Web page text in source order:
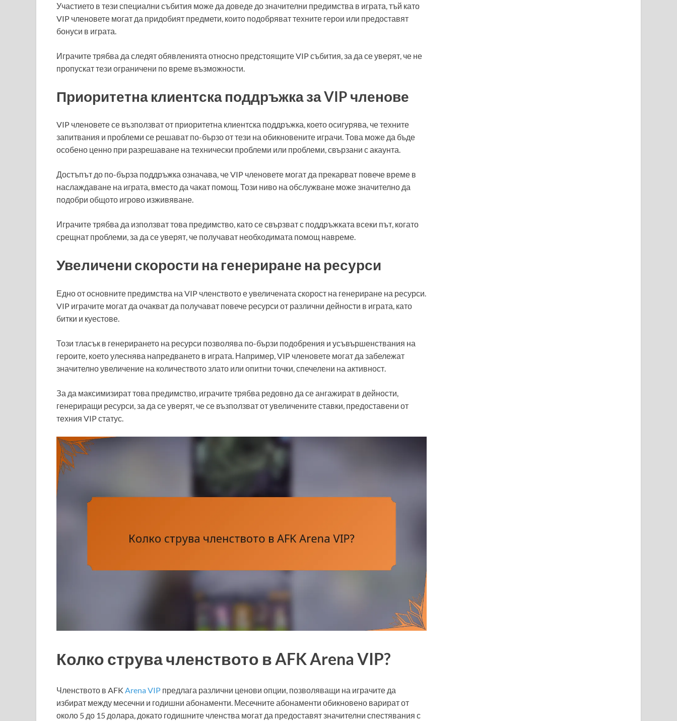
Участието в тези специални събития може да доведе до значителни предимства в играта, тъй като
VIP членовете могат да придобият предмети, които подобряват техните герои или предоставят
бонуси в играта.
Играчите трябва да следят обявленията относно предстоящите VIP събития, за да се уверят, че не
пропускат тези ограничени по време възможности.
Приоритетна клиентска поддръжка за VIP членове
VIP членовете се възползват от приоритетна клиентска поддръжка, което осигурява, че техните
запитвания и проблеми се решават по-бързо от тези на обикновените играчи. Това може да бъде
особено ценно при разрешаване на технически проблеми или проблеми, свързани с акаунта.
Достъпът до по-бърза поддръжка означава, че VIP членовете могат да прекарват повече време в
наслаждаване на играта, вместо да чакат помощ. Този ниво на обслужване може значително да
подобри общото игрово изживяване.
Играчите трябва да използват това предимство, като се свързват с поддръжката всеки път, когато
срещнат проблеми, за да се уверят, че получават необходимата помощ навреме.
Увеличени скорости на генериране на ресурси
Едно от основните предимства на VIP членството е увеличената скорост на генериране на ресурси.
VIP играчите могат да очакват да получават повече ресурси от различни дейности в играта, като
битки и куестове.
Този тласък в генерирането на ресурси позволява по-бързи подобрения и усъвършенствания на
героите, което улеснява напредването в играта. Например, VIP членовете могат да забележат
значително увеличение на количеството злато или опитни точки, спечелени на активност.
За да максимизират това предимство, играчите трябва редовно да се ангажират в дейности,
генериращи ресурси, за да се уверят, че се възползват от увеличените ставки, предоставени от
техния VIP статус.
Колко струва членството в AFK Arena VIP?
Членството в AFK Arena VIP предлага различни ценови опции, позволяващи на играчите да
избират между месечни и годишни абонаменти. Месечните абонаменти обикновено варират от
около 5 до 15 долара, докато годишните членства могат да предоставят значителни спестявания с